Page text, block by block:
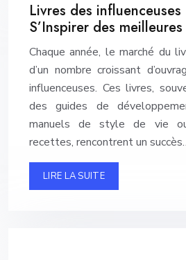
Livres des
S’Inspirer des
Chaque année, le marché du
d’un nombre croissant
influenceuses. Ces livres,
des guides de
manuels de style de vie
recettes, rencontrent un
LIRE LA SUITE